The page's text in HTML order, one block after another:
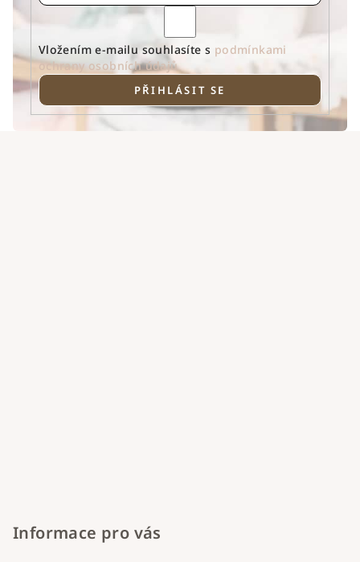
Vložením e-mailu souhlasíte s podmínkami
ochrany osobních údajů
PŘIHLÁSIT SE
Informace pro vás